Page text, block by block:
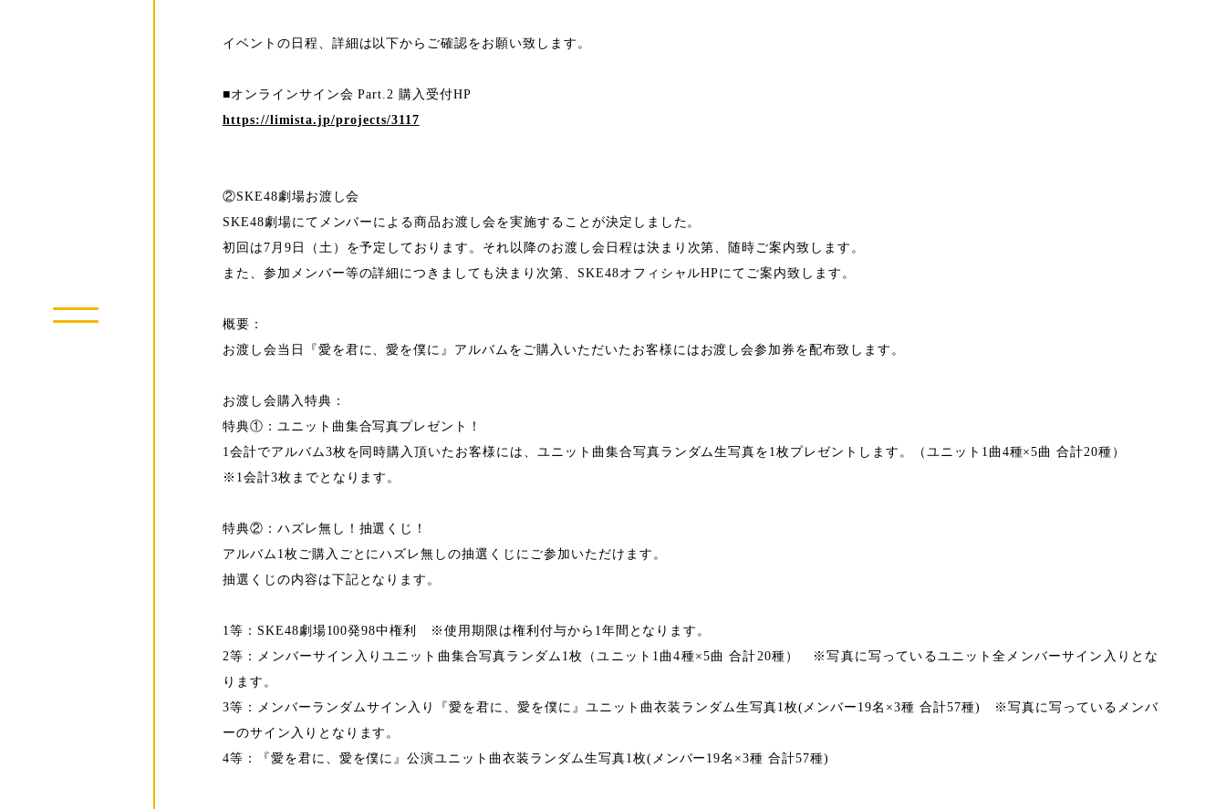
イベントの日程、詳細は以下からご確認をお願い致します。
■オンラインサイン会 Part.2 購入受付HP
https://limista.jp/projects/3117
②SKE48劇場お渡し会
SKE48劇場にてメンバーによる商品お渡し会を実施することが決定しました。
初回は7月9日（土）を予定しております。それ以降のお渡し会日程は決まり次第、随時ご案内致します。
また、参加メンバー等の詳細につきましても決まり次第、SKE48オフィシャルHPにてご案内致します。
概要：
お渡し会当日『愛を君に、愛を僕に』アルバムをご購入いただいたお客様にはお渡し会参加券を配布致します。
お渡し会購入特典：
特典①：ユニット曲集合写真プレゼント！
1会計でアルバム3枚を同時購入頂いたお客様には、ユニット曲集合写真ランダム生写真を1枚プレゼントします。（ユニット1曲4種×5曲 合計20種）
※1会計3枚までとなります。
特典②：ハズレ無し！抽選くじ！
アルバム1枚ご購入ごとにハズレ無しの抽選くじにご参加いただけます。
抽選くじの内容は下記となります。
1等：SKE48劇場100発98中権利 ※使用期限は権利付与から1年間となります。
2等：メンバーサイン入りユニット曲集合写真ランダム1枚（ユニット1曲4種×5曲 合計20種） ※写真に写っているユニット全メンバーサイン入りとな
ります。
3等：メンバーランダムサイン入り『愛を君に、愛を僕に』ユニット曲衣装ランダム生写真1枚(メンバー19名×3種 合計57種) ※写真に写っているメンバ
ーのサイン入りとなります。
4等：『愛を君に、愛を僕に』公演ユニット曲衣装ランダム生写真1枚(メンバー19名×3種 合計57種)